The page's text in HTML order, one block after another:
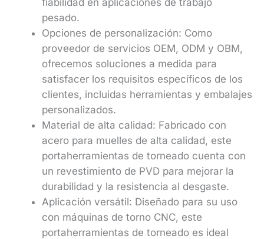
pesado.
Opciones de personalización: Como
proveedor de servicios OEM, ODM y OBM,
ofrecemos soluciones a medida para
satisfacer los requisitos específicos de los
clientes, incluidas herramientas y embalajes
personalizados.
Material de alta calidad: Fabricado con
acero para muelles de alta calidad, este
portaherramientas de torneado cuenta con
un revestimiento de PVD para mejorar la
durabilidad y la resistencia al desgaste.
Aplicación versátil: Diseñado para su uso
con máquinas de torno CNC, este
portaherramientas de torneado es ideal